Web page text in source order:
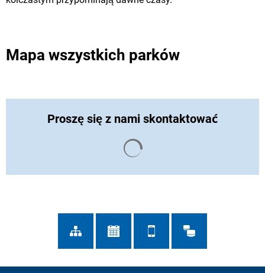
Mapa wszystkich parków
Proszę się z nami skontaktować